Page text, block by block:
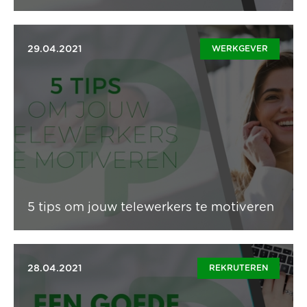
29.04.2021 WERKGEVER
5 tips om jouw telewerkers te motiveren
Omwille van de aanhoudende coronamaatregelen
werken nog steeds heel wat mensen van thuis uit, of is
de werksituatie gewoon niet meer hoe het vroeger
was. Deze aanpassingen in manier van werken zorgen
er vaak voor dat het moeilijker wordt om medewerkers
ten volle te motiveren. Met deze 5 tips geef jij je
medewerkers een echte boost!
28.04.2021 REKRUTEREN
Voor werkgevers is een goede vacaturetekst net zo
belangrijk als een goede motivatiebrief dat is voor